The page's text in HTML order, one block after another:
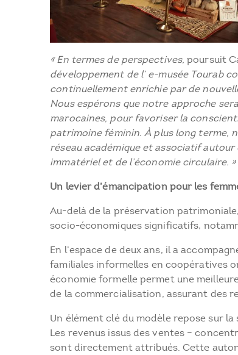
« En termes de perspectives,poursuit
développement de l’ e-musée Tourab
continuellement enrichie par de
Nous espérons que notre approche
marocaines, pour favoriser la
patrimoine féminin. À plus long terme,
réseau académique et associatif
immatériel et de l’économie circulaire. »
Un levier d’émancipation pour les
Au-delà de la préservation
socio-économiques significatifs,
En l’espace de deux ans, il a
familiales informelles en coopératives
économie formelle permet une
de la commercialisation, assurant des
Un élément clé du modèle repose sur
Les revenus issus des ventes –
sont directement attribués. Cette